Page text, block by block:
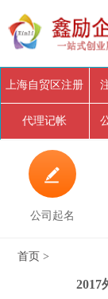
上海自贸区注册
代理记帐

公司起名
首页 >
2017